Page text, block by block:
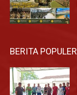
BERITA POPULER